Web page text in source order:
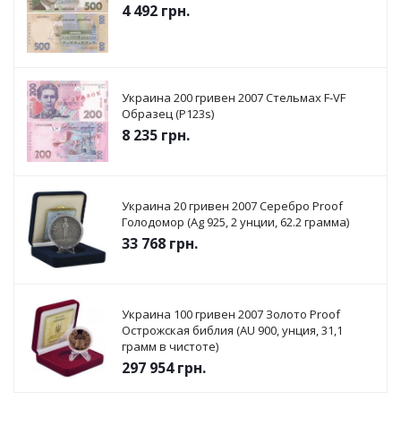
4 492 грн.
Украина 200 гривен 2007 Стельмах F-VF
Образец (P123s)
8 235 грн.
Украина 20 гривен 2007 Серебро Proof
Голодомор (Ag 925, 2 унции, 62.2 грамма)
33 768 грн.
Украина 100 гривен 2007 Золото Proof
Острожская библия (AU 900, унция, 31,1
грамм в чистоте)
297 954грн.